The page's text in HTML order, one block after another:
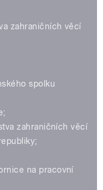
zahraničních věcí
spolku
zahraničních věcí
na pracovní